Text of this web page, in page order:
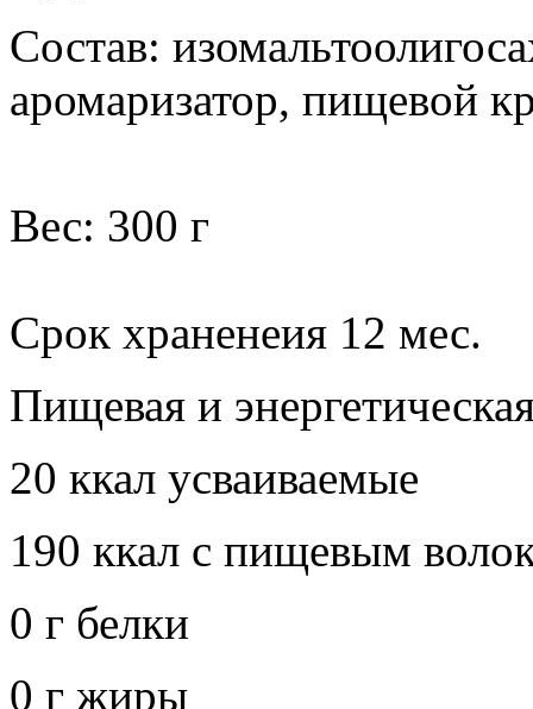
Состав:
аромаризатор, пищевой
Вес: 300 г
Срок храненеия 12 мес.
Пищевая и
20 ккал усваиваемые
190 ккал с пищевым
0 г белки
0 г жиры